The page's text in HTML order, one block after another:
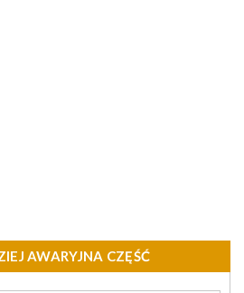
AWARYJNA CZĘŚĆ